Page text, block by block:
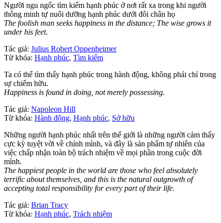
Người ngu ngốc tìm kiếm hạnh phúc ở nơi rất xa trong khi người
thông minh tự nuôi dưỡng hạnh phúc dưới đôi chân họ
The foolish man seeks happiness in the distance; The wise grows it
under his feet.
Tác giả: Julius Robert Oppenheimer
Từ khóa: Hạnh phúc, Tìm kiếm
Ta có thể tìm thấy hạnh phúc trong hành động, không phải chỉ trong
sự chiếm hữu.
Happiness is found in doing, not merely possessing.
Tác giả: Napoleon Hill
Từ khóa: Hành động, Hạnh phúc, Sở hữu
Những người hạnh phúc nhất trên thế giới là những người cảm thấy
cực kỳ tuyệt vời về chính mình, và đây là sản phẩm tự nhiên của
việc chấp nhận toàn bộ trách nhiệm về mọi phần trong cuộc đời
mình.
The happiest people in the world are those who feel absolutely
terrific about themselves, and this is the natural outgrowth of
accepting total responsibility for every part of their life.
Tác giả: Brian Tracy
Từ khóa: Hạnh phúc, Trách nhiệm